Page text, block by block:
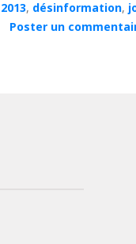
2013, désinformation,
Poster un